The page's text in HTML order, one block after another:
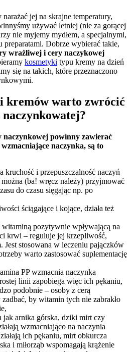
jej na skrajne temperatury,
używać letniej (nie za gorącej
nie myjemy mydłem, a specjalnymi,
preparatami. Dobrze wybierać takie,
wrażliwej i cery naczykowej
kosmetyki typu kremy na dzień
się na takich, które przeznaczono
kremów warto zwrócić
powinny zawierać
naczynka, są to
kruchość i przepuszczalność naczyń
(ba! wręcz należy) przyjmować
do czasu sięgając np. po
ściągające i kojące, działa też
pozytywnie wpływającą na
krwi – reguluje jej krzepliwość,
Jest stosowana w leczeniu pajączków
warto zastosować suplementację
PP wzmacnia naczynka
linii zapobiega więc ich pękaniu,
podobnie – osoby z cerą
by witamin tych nie zabrakło
jak arnika górska, dziki mirt czy
wzmacniająco na naczynia
ich pękaniu, mirt obkurcza
i miłorząb wspomagają krążenie